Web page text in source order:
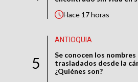
Hace 17 horas
5
ANTIOQUIA
Se conocen los
trasladados desde la
¿Quiénes son?